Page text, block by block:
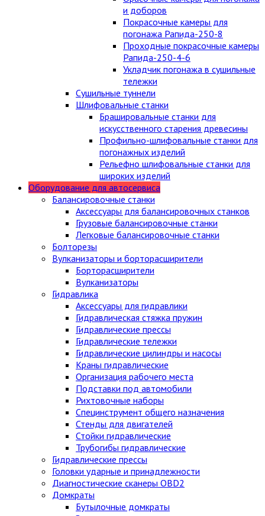
и доборов
Покрасочные камеры для
погонажа Рапида-250-8
Проходные покрасочные камеры
Рапида-250-4-6
Укладчик погонажа в сушильные
тележки
Сушильные туннели
Шлифовальные станки
Брашировальные станки для
искусственного старения древесины
Профильно-шлифовальные станки для
погонажных изделий
Рельефно шлифовальные станки для
широких изделий
Оборудование для автосервиса
Балансировочные станки
Аксессуары для балансировочных станков
Грузовые балансировочные станки
Легковые балансировочные станки
Болторезы
Вулканизаторы и борторасширители
Борторасширители
Вулканизаторы
Гидравлика
Аксессуары для гидравлики
Гидравлическая стяжка пружин
Гидравлические прессы
Гидравлические тележки
Гидравлические цилиндры и насосы
Краны гидравлические
Организация рабочего места
Подставки под автомобили
Рихтовочные наборы
Специнструмент общего назначения
Стенды для двигателей
Стойки гидравлические
Трубогибы гидравлические
Гидравлические прессы
Головки ударные и принадлежности
Диагностические сканеры OBD2
Домкраты
Бутылочные домкраты